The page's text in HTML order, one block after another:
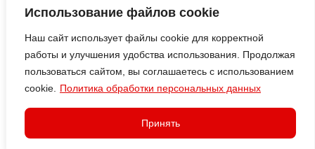
Использование файлов cookie
Наш сайт использует файлы cookie для корректной
работы и улучшения удобства использования. Продолжая
пользоваться сайтом, вы соглашаетесь с использованием
cookie.
Политика обработки персональных данных
Принять
Адрес офиса в Корее:
313 Central-ro, Yeonsu-gu, Incheon B tower, 2126
ИП АЛЕКСЕЕВСКИХ СЕРГЕЙ
ИНН: ИНН: 325503153998